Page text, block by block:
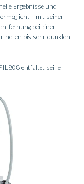
Ergebnisse und
– mit seiner
bei einer
hellen bis sehr dunklen
entfaltet seine